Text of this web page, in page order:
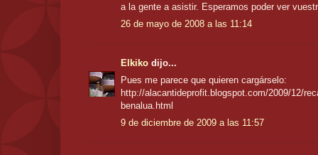
a la gente a asistir. Esperamos poder ver
26 de mayo de 2008 a las 11:14
Elkiko dijo...
Pues me parece que quieren cargárselo:
http://alacantideprofit.blogspot.com/2009/12/
benalua.html
9 de diciembre de 2009 a las 11:57